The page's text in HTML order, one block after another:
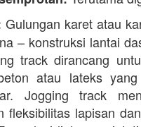
Gulungan karet atau
– konstruksi lantai
track dirancang
atau lateks
Jogging track
fleksibilitas lapisan